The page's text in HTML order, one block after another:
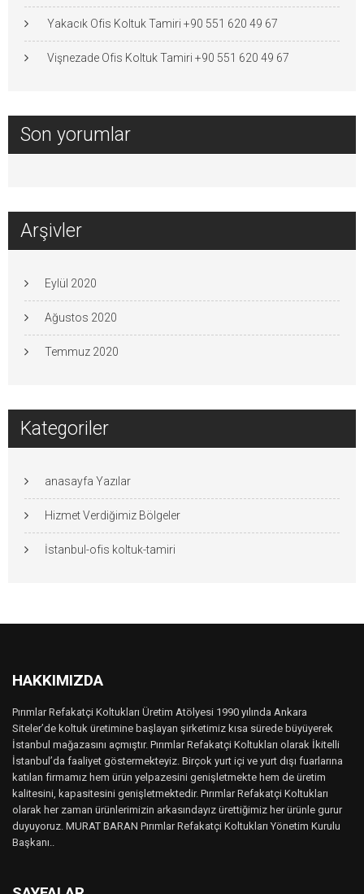
Yakacık Ofis Koltuk Tamiri +90 551 620 49 67
Vişnezade Ofis Koltuk Tamiri +90 551 620 49 67
Son yorumlar
Arşivler
Eylül 2020
Ağustos 2020
Temmuz 2020
Kategoriler
anasayfa Yazılar
Hizmet Verdiğimiz Bölgeler
İstanbul-ofis koltuk-tamiri
HAKKIMIZDA
Pırımlar Refakatçi Koltukları Üretim Atölyesi 1990 yılında Ankara
Siteler’de koltuk üretimine başlayan şirketimiz kısa sürede büyüyerek
İstanbul mağazasını açmıştır. Pırımlar Refakatçi Koltukları olarak İkitelli
İstanbul’da faaliyet göstermekteyiz. Birçok yurt içi ve yurt dışı fuarlarına
katılan firmamız hem ürün yelpazesini genişletmekte hem de üretim
kalitesini, kapasitesini genişletmektedir. Pırımlar Refakatçi Koltukları
olarak her zaman ürünlerimizin arkasındayız ürettiğimiz her ürünle gurur
duyuyoruz. MURAT BARAN Pırımlar Refakatçi Koltukları Yönetim Kurulu
Başkanı..